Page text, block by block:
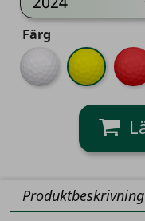
Färg
Vit Gul
Produktbeskrivning